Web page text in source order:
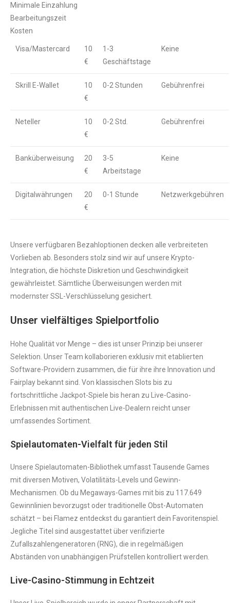
Minimale Einzahlung
Bearbeitungszeit
Kosten
Visa/Mastercard
10
€
1-3
Geschäftstage
Keine
Skrill E-Wallet
10
€
0-2 Stunden Gebührenfrei
Neteller
10
€
0-2 Std. Gebührenfrei
Banküberweisung
20
€
3-5
Arbeitstage
Keine
Digitalwährungen
20
€
0-1 Stunde Netzwerkgebühren
Unsere verfügbaren Bezahloptionen decken alle verbreiteten
Vorlieben ab. Besonders stolz sind wir auf unsere Krypto-
Integration, die höchste Diskretion und Geschwindigkeit
gewährleistet. Sämtliche Überweisungen werden mit
modernster SSL-Verschlüsselung gesichert.
Unser vielfältiges Spielportfolio
Hohe Qualität vor Menge – dies ist unser Prinzip bei unserer
Selektion. Unser Team kollaborieren exklusiv mit etablierten
Software-Providern zusammen, die für ihre ihre Innovation und
Fairplay bekannt sind. Von klassischen Slots bis zu
fortschrittliche Jackpot-Spiele bis heran zu Live-Casino-
Erlebnissen mit authentischen Live-Dealern reicht unser
umfassendes Sortiment.
Spielautomaten-Vielfalt für jeden Stil
Unsere Spielautomaten-Bibliothek umfasst Tausende Games
mit diversen Motiven, Volatilitäts-Levels und Gewinn-
Mechanismen. Ob du Megaways-Games mit bis zu 117.649
Gewinnlinien bevorzugst oder traditionelle Obst-Automaten
schätzt – bei Flamez entdeckst du garantiert dein Favoritenspiel.
Jegliche Titel sind ausgestattet über verifizierte
Zufallszahlengeneratoren (RNG), die in regelmäßigen
Abständen von unabhängigen Prüfstellen kontrolliert werden.
Live-Casino-Stimmung in Echtzeit